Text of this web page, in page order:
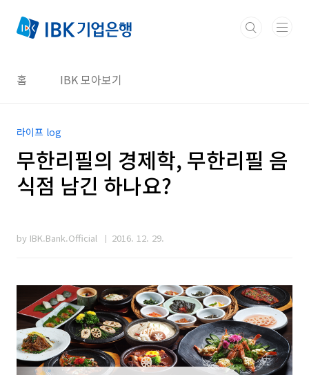
홈 IBK 모아보기
라이프 log
무한리필의 경제학, 무한리필 음
식점 남긴 하나요?
by IBK.Bank.Official 2016. 12. 29.